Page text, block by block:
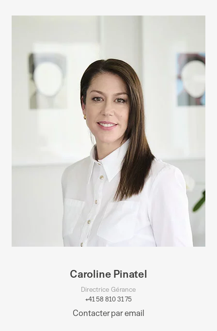
Caroline Pinatel
Directrice Gérance
+41 58 810 31 75
Contacter par email